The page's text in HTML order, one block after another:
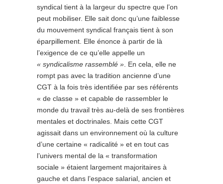
syndical tient à la largeur du spectre que l’on
peut mobiliser. Elle sait donc qu’une faiblesse
du mouvement syndical français tient à son
éparpillement. Elle énonce à partir de là
l’exigence de ce qu’elle appelle un
« syndicalisme rassemblé » . En cela, elle ne
rompt pas avec la tradition ancienne d’une
CGT à la fois très identifiée par ses référents
« de classe » et capable de rassembler le
monde du travail très au-delà de ses frontières
mentales et doctrinales. Mais cette CGT
agissait dans un environnement où la culture
d’une certaine « radicalité » et en tout cas
l’univers mental de la « transformation
sociale » étaient largement majoritaires à
gauche et dans l’espace salarial, ancien et